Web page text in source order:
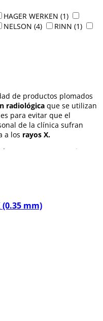
HAGER WERKEN (1)
NELSON (4) RINN (1)
de productos plomados
radiológica que se utilizan
para evitar que el
de la clínica sufran
a los rayos X.
encontrar a un precio muy
mm)